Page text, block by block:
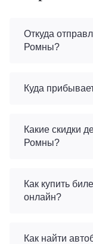
Откуда
Ромны?
Куда
Какие скидки
Ромны?
Как купить
онлайн?
Как найти